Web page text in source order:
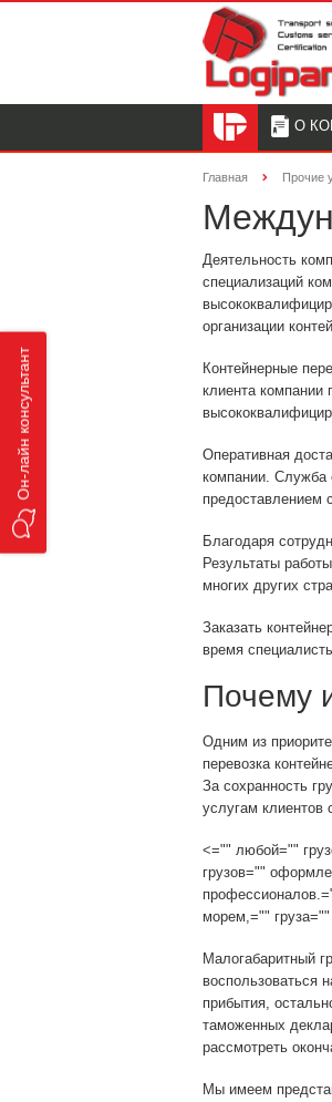
О
Главная Прочие
Деятельность
специализаций
организации
Контейнерные
клиента компании
Оперативная
компании. Служба
предоставлением
Благодаря
Результаты
многих других
Заказать
время
Почему
Одним из
перевозка
За сохранность
услугам клиентов
<="" любой=""
грузов=""
морем,=""
Малогабаритный
воспользоваться
прибытия,
таможенных
рассмотреть
Мы имеем
Он-лайн консультант